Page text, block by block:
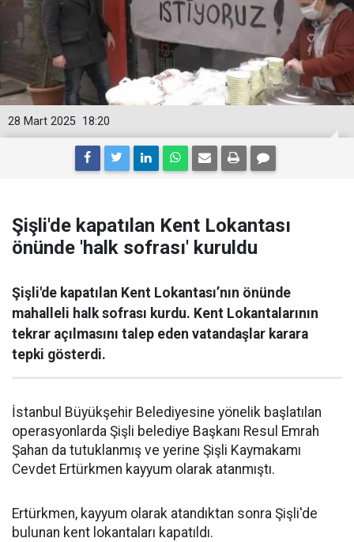
18:20
28 Mart 2025
Şişli'de kapatılan Kent Lokantası
önünde 'halk sofrası' kuruldu
Şişli'de kapatılan Kent Lokantası’nın önünde
mahalleli halk sofrası kurdu. Kent Lokantalarının
tekrar açılmasını talep eden vatandaşlar karara
tepki gösterdi.
İstanbul Büyükşehir Belediyesine yönelik başlatılan
operasyonlarda Şişli belediye Başkanı Resul Emrah
Şahan da tutuklanmış ve yerine Şişli Kaymakamı
Cevdet Ertürkmen kayyum olarak atanmıştı.
Ertürkmen, kayyum olarak atandıktan sonra Şişli'de
bulunan kent lokantaları kapatıldı.